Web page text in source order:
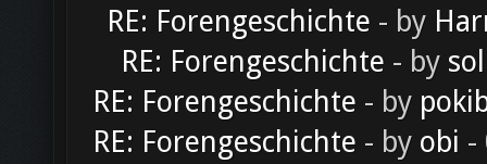
RE: Forengeschichte - by
RE: Forengeschichte - by
RE: Forengeschichte - by
RE: Forengeschichte - by obi -